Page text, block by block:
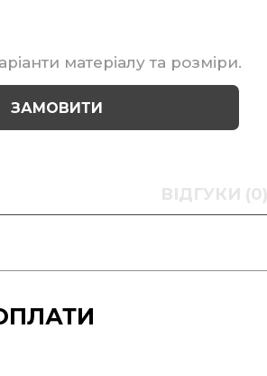
матеріалу та розміри.
ЗАМОВИТИ
ВІДГУКИ (0)